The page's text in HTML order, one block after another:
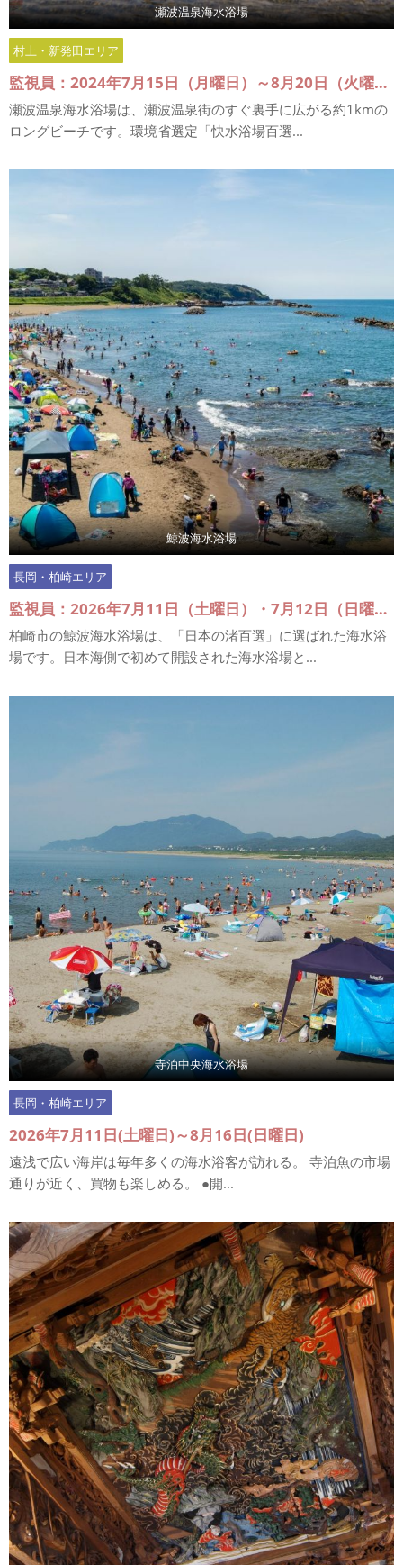
瀬波温泉海水浴場
村上・新発田エリア
監視員：2024年7月15日（月曜日）～8月20日（火曜日）
瀬波温泉海水浴場は、瀬波温泉街のすぐ裏手に広がる約1kmの
ロングビーチです。環境省選定「快水浴場百選...
鯨波海水浴場
長岡・柏崎エリア
監視員：2026年7月11日（土曜日）・7月12日（日曜日）、7月18日（土曜日）～7月20日（月曜日）、7月25日（土曜日）・7月26日（日曜日）、8月1日（土曜日）・8月2日（日曜日）、8月6日（土曜日）～8月16日（日曜日）
柏崎市の鯨波海水浴場は、「日本の渚百選」に選ばれた海水浴
場です。日本海側で初めて開設された海水浴場と...
寺泊中央海水浴場
長岡・柏崎エリア
2026年7月11日(土曜日)～8月16日(日曜日)
遠浅で広い海岸は毎年多くの海水浴客が訪れる。 寺泊魚の市場
通りが近く、買物も楽しめる。 ●開...